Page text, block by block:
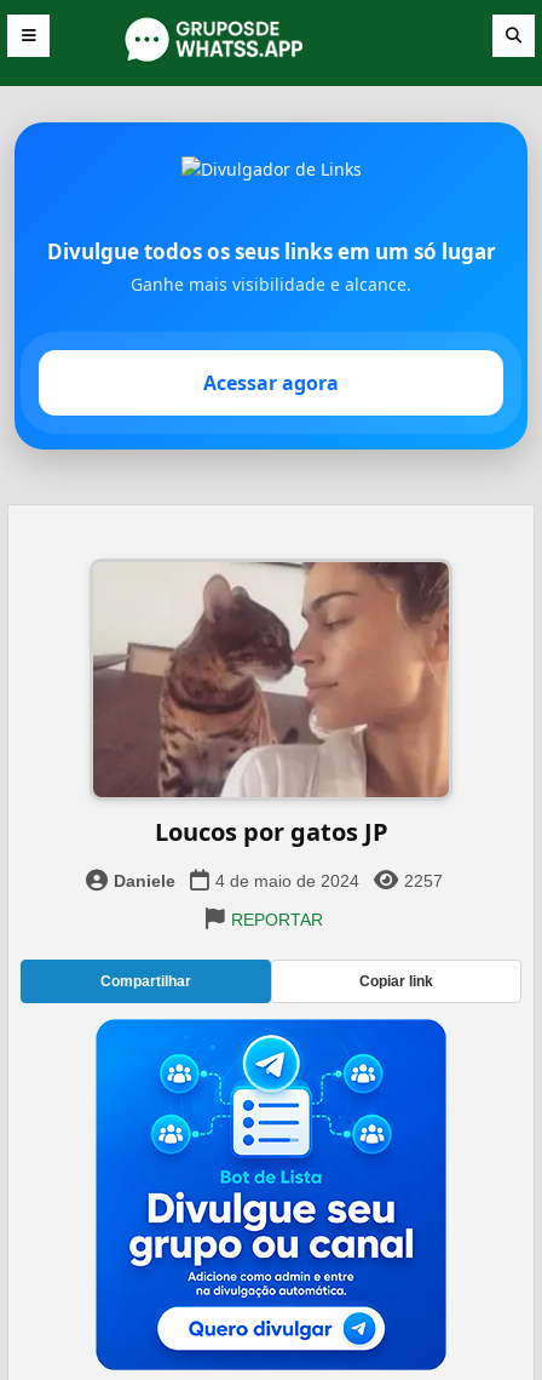
Divulgue todos os seus links em um só lugar
Ganhe mais visibilidade e alcance.
Acessar agora
Loucos por gatos JP
Daniele 4 de maio de 2024
2257
REPORTAR
Compartilhar Copiar link